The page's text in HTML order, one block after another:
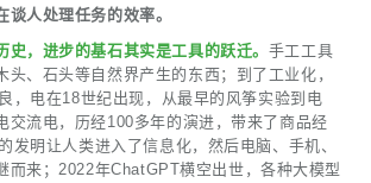
谈人处理任务的效率。
史，进步的基石其实是工具的跃迁。 手工工具
头、石头等自然界产生的东西；到了工业化，
，电在18世纪出现，从最早的风筝实验到电
交流电，历经100多年的演进，带来了商品经
发明让人类进入了信息化，然后电脑、手机、
而来；2022年ChatGPT横空出世，各种大模型